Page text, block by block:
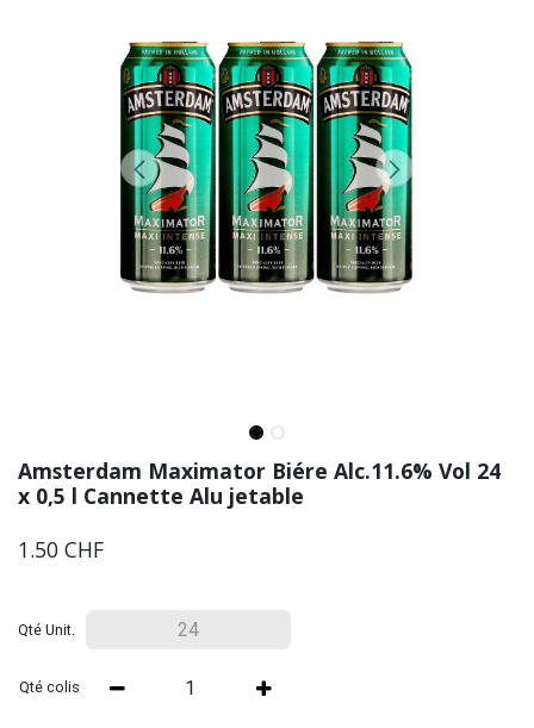
Amsterdam Maximator Biére Alc.11.6% Vol 24
x 0,5 l Cannette Alu jetable
1.50 CHF
Qté Unit.
Qté colis